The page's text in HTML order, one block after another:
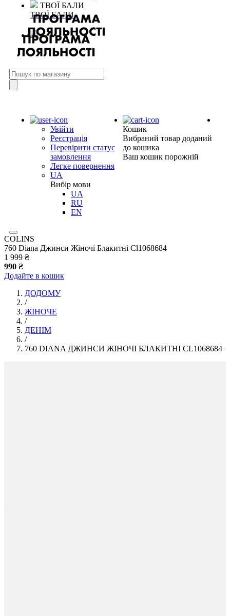
ТВОЇ БАЛИ
ТВОЇ БАЛИ
Увійти
Реєстрація
Перевірити статус
замовлення
Легке повернення
UA
Вибір мови
UA
RU
EN
Кошик
Вибраний товар доданий
до кошика
Ваш кошик порожній
COLINS
760 Diana Джинси Жіночі Блакитні Cl1068684
1 999 ₴
990 ₴
Додайте в кошик
ДОДОМУ
/
ЖІНОЧЕ
/
ДЕНІМ
/
760 DIANA ДЖИНСИ ЖІНОЧІ БЛАКИТНІ CL1068684